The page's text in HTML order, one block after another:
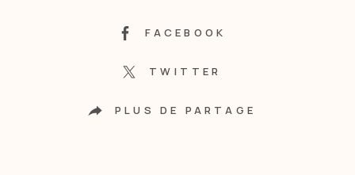
FACEBOOK
TWITTER
PLUS DE PARTAGE